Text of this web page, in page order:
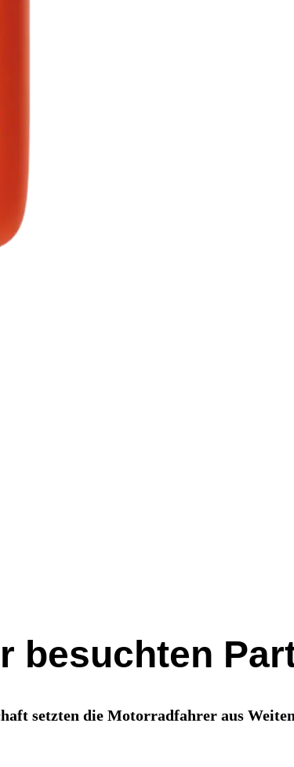
besuchten
setzten die Motorradfahrer aus